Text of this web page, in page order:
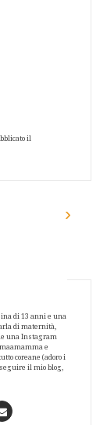
il
›
di 13 anni e una
di maternità,
una Instagram
e
coreane (adoro i
il mio blog,
Contact